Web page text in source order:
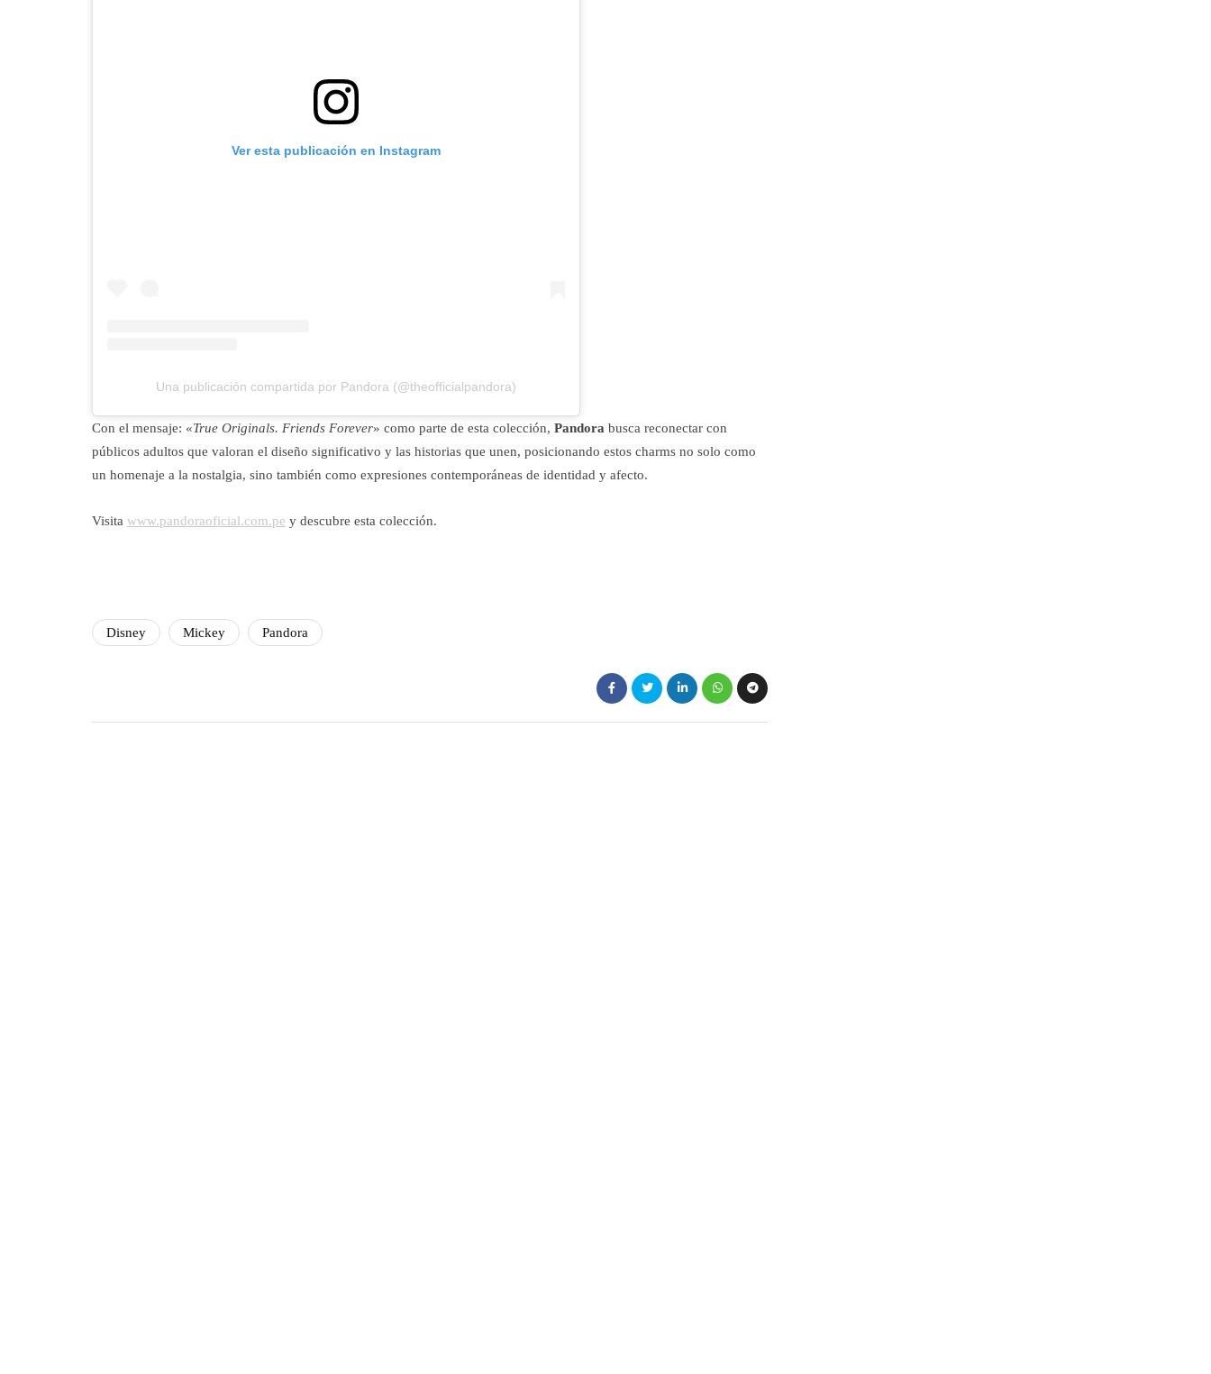
Ver esta publicación en Instagram
Una publicación compartida por Pandora (@theofficialpandora)
Con el mensaje: «True Originals. Friends Forever» como parte de esta colección, Pandora busca reconectar con
públicos adultos que valoran el diseño significativo y las historias que unen, posicionando estos charms no solo como
un homenaje a la nostalgia, sino también como expresiones contemporáneas de identidad y afecto.
Visita www.pandoraoficial.com.pe y descubre esta colección.
Disney Mickey Pandora